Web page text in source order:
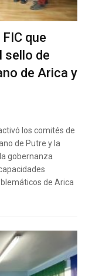
que
sello de
de Arica y
los comités de
de Putre y la
gobernanza
de Arica